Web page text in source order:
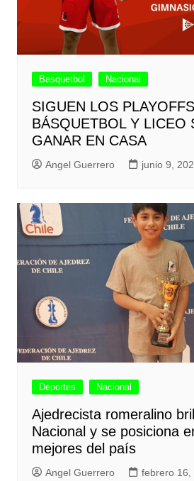
Basquetbol Nacional
SIGUEN LOS
BÁSQUETBOL Y LICEO
GANAR EN CASA
Angel Guerrero junio 9,
Deportes Nacional
Ajedrecista romeralino
Nacional y se posiciona
mejores del país
Angel Guerrero febrero 16,